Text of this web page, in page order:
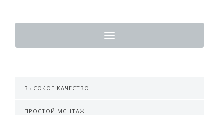
Toggle
navigation
ВЫСОКОЕ КАЧЕСТВО
ПРОСТОЙ МОНТАЖ